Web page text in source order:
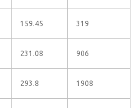
159.45 319
231.08 906
293.8 1908